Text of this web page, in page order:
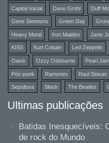
Capital Inicial Dave Grohl Duff
Gene Simmons Green Day
Heavy Metal Iron Maiden Janis
KISS Kurt Cobain Led Zeppelin
Oasis Ozzy Osbourne Pearl Jam
Pós-punk Ramones Raul Seixas
Sepultura Slash The Beatles
Ultimas publicações
Batidas Inesquecíveis:
de rock do Mundo